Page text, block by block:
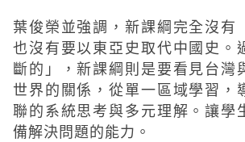
葉俊榮並強調，新課綱完全沒有
也沒有要以東亞史取代中國史。
斷的」，新課綱則是要看見台灣
世界的關係，從單一區域學習，
聯的系統思考與多元理解。讓學
備解決問題的能力。